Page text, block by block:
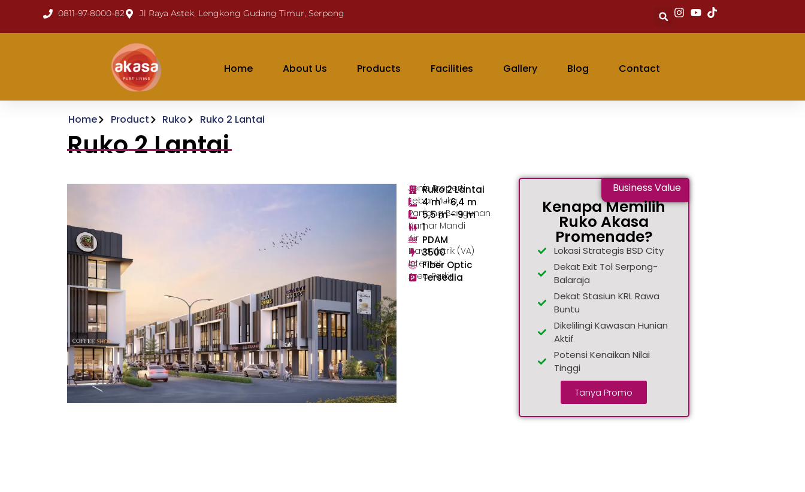
0811-97-8000-82 Jl Raya Astek, Lengkong Gudang Timur, Serpong
Home About Us Products Facilities Gallery Blog Contact
Home Product Ruko Ruko 2 Lantai
Ruko 2 Lantai
Jenis Properti
Ruko 2 Lantai
Lebar Muka
4 m - 6,4 m
Panjang Bangunan
5,5 m - 9 m
Kamar Mandi
1
Air PDAM
Daya Listrik (VA)
3500
Internet
Fiber Optic
Area Parkir
Tersedia
Business Value
Kenapa Memilih
Ruko Akasa
Promenade?
Lokasi Strategis BSD City
Dekat Exit Tol Serpong-
Balaraja
Dekat Stasiun KRL Rawa
Buntu
Dikelilingi Kawasan Hunian
Aktif
Potensi Kenaikan Nilai
Tinggi
Tanya Promo